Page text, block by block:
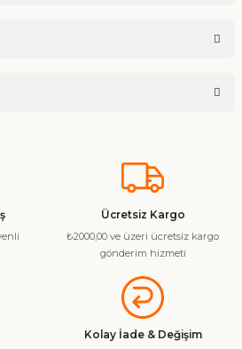
noktaları öneri formunu
teşekkür ederiz.
veya görüntülenemiyor.
bulunuyor.
daha pahalı.
Ücretsiz Kargo
₺2000,00 ve üzeri ücretsiz kargo
gönderim hizmeti
Kolay İade & Değişim